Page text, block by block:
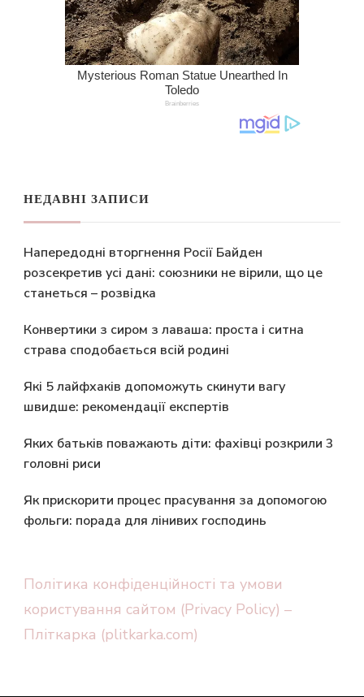
НЕДАВНІ ЗАПИСИ
Напередодні вторгнення Росії Байден
розсекретив усі дані: союзники не вірили, що це
станеться – розвідка
Конвертики з сиром з лаваша: проста і ситна
страва сподобається всій родині
Які 5 лайфхаків допоможуть скинути вагу
швидше: рекомендації експертів
Яких батьків поважають діти: фахівці розкрили 3
головні риси
Як прискорити процес прасування за допомогою
фольги: порада для лінивих господинь
Політика конфіденційності та умови
користування сайтом (Privacy Policy) –
Пліткарка (plitkarka.com)